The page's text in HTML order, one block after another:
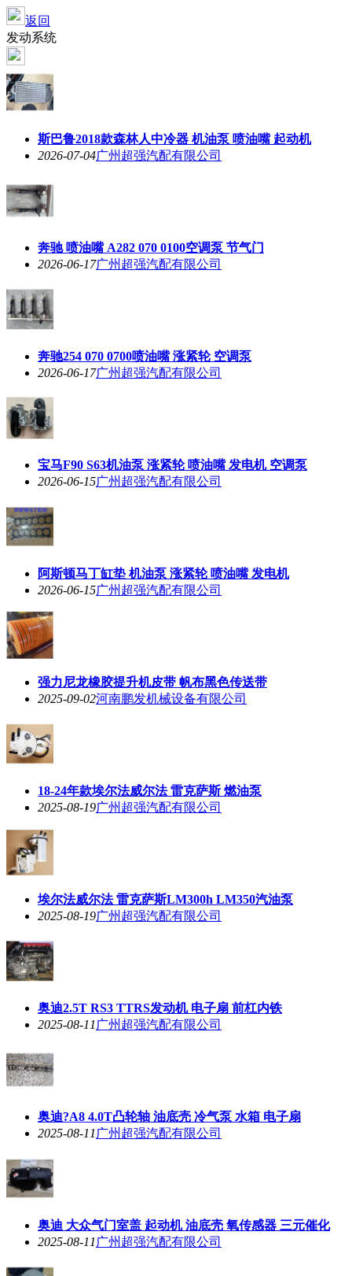
返回
发动系统
斯巴鲁2018款森林人中冷器 机油泵 喷油嘴 起动机
2026-07-04广州超强汽配有限公司
奔驰 喷油嘴 A282 070 0100空调泵 节气门
2026-06-17广州超强汽配有限公司
奔驰254 070 0700喷油嘴 涨紧轮 空调泵
2026-06-17广州超强汽配有限公司
宝马F90 S63机油泵 涨紧轮 喷油嘴 发电机 空调泵
2026-06-15广州超强汽配有限公司
阿斯顿马丁缸垫 机油泵 涨紧轮 喷油嘴 发电机
2026-06-15广州超强汽配有限公司
强力尼龙橡胶提升机皮带 帆布黑色传送带
2025-09-02河南鹏发机械设备有限公司
18-24年款埃尔法威尔法 雷克萨斯 燃油泵
2025-08-19广州超强汽配有限公司
埃尔法威尔法 雷克萨斯LM300h LM350汽油泵
2025-08-19广州超强汽配有限公司
奥迪2.5T RS3 TTRS发动机 电子扇 前杠内铁
2025-08-11 广州超强汽配有限公司
奥迪?A8 4.0T凸轮轴 油底壳 冷气泵 水箱 电子扇
2025-08-11 广州超强汽配有限公司
奥迪 大众气门室盖 起动机 油底壳 氧传感器 三元催化
2025-08-11 广州超强汽配有限公司